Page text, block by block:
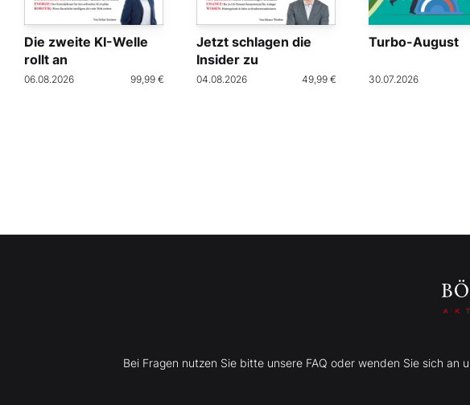
Die zweite KI-Welle
rollt an
06.08.2026 99,99 €
Jetzt schlagen die
Insider zu
04.08.2026 49,99 €
Turbo-August
30.07.2026
Bei Fragen nutzen Sie bitte unsere FAQ oder wenden Sie sich an